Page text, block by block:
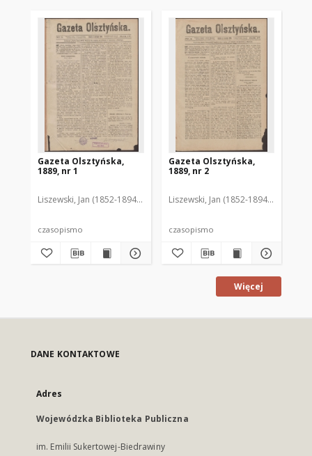
Gazeta Olsztyńska,
1889, nr 1
Liszewski, Jan (1852-1894). Red.
czasopismo
Gazeta Olsztyńska,
1889, nr 2
Liszewski, Jan (1852-1894). Red.
czasopismo
Więcej
DANE KONTAKTOWE
Adres
Wojewódzka Biblioteka Publiczna
im. Emilii Sukertowej-Biedrawiny